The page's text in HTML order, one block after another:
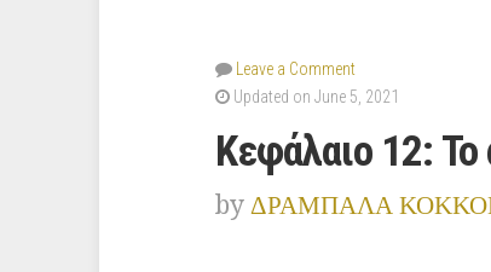
Leave a Comment
Updated on June 5, 2021
Κεφάλαιο 12:
by ΔΡΑΜΠΑΛΑ